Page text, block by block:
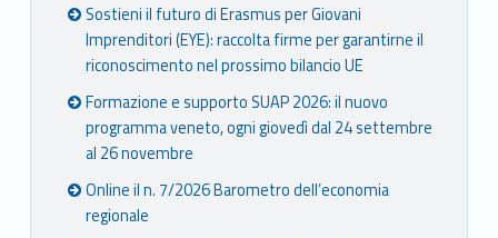
Sostieni il futuro di Erasmus per Giovani
Imprenditori (EYE): raccolta firme per garantirne il
riconoscimento nel prossimo bilancio UE
Formazione e supporto SUAP 2026: il nuovo
programma veneto, ogni giovedì dal 24 settembre
al 26 novembre
Online il n. 7/2026 Barometro dell’economia
regionale